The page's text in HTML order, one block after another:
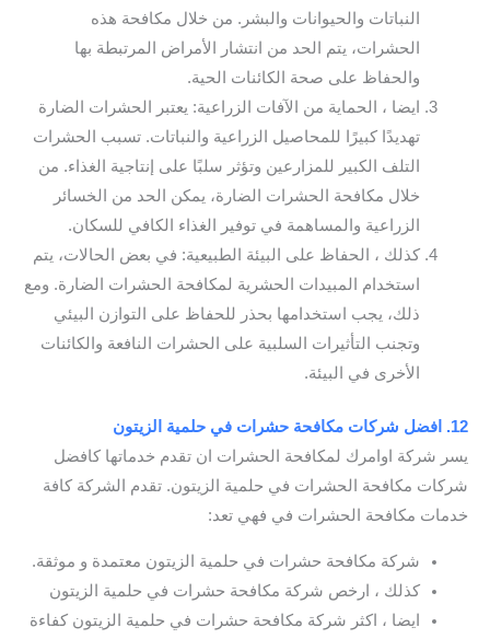
النباتات والحيوانات والبشر. من خلال مكافحة هذه
الحشرات، يتم الحد من انتشار الأمراض المرتبطة بها
والحفاظ على صحة الكائنات الحية.
ايضا ، الحماية من الآفات الزراعية: يعتبر الحشرات الضارة
تهديدًا كبيرًا للمحاصيل الزراعية والنباتات. تسبب الحشرات
التلف الكبير للمزارعين وتؤثر سلبًا على إنتاجية الغذاء. من
خلال مكافحة الحشرات الضارة، يمكن الحد من الخسائر
الزراعية والمساهمة في توفير الغذاء الكافي للسكان.
كذلك ، الحفاظ على البيئة الطبيعية: في بعض الحالات، يتم
استخدام المبيدات الحشرية لمكافحة الحشرات الضارة. ومع
ذلك، يجب استخدامها بحذر للحفاظ على التوازن البيئي
وتجنب التأثيرات السلبية على الحشرات النافعة والكائنات
الأخرى في البيئة.
12. افضل شركات مكافحة حشرات في حلمية الزيتون
يسر شركة اوامرك لمكافحة الحشرات ان تقدم خدماتها كافضل
شركات مكافحة الحشرات في حلمية الزيتون. تقدم الشركة كافة
خدمات مكافحة الحشرات في فهي تعد:
شركة مكافحة حشرات في حلمية الزيتون معتمدة و موثقة.
كذلك ، ارخص شركة مكافحة حشرات في حلمية الزيتون
ايضا ، اكثر شركة مكافحة حشرات في حلمية الزيتون كفاءة